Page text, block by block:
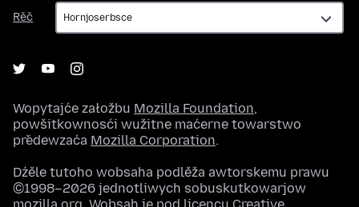
Rěč
Rěč
Wopytajće załožbu Mozilla Foundation,
powšitkownosći wužitne maćerne towarstwo
předewzaća Mozilla Corporation.
Dźěle tutoho wobsaha podlěža awtorskemu prawu
©1998–2026 jednotliwych sobuskutkowarjow